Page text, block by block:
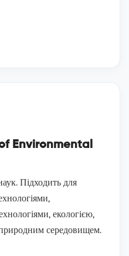
Environmental
Підходить для
екологією,
середовищем.